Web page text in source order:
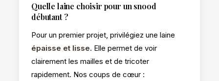
Quelle laine choisir pour un snood
débutant ?
Pour un premier projet, privilégiez une laine
épaisse et lisse. Elle permet de voir
clairement les mailles et de tricoter
rapidement. Nos coups de cœur :